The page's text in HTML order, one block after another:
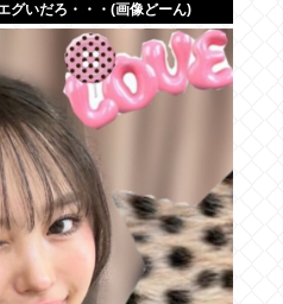
グいだろ・・・(画像どーん)